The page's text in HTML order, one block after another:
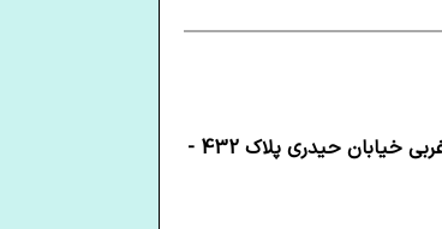
خیابان حیدری پلاک 432 -